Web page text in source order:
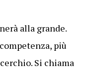
alla grande.
più
Si chiama